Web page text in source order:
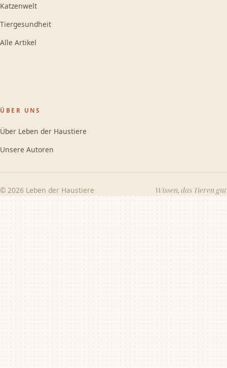
Katzenwelt
Tiergesundheit
Alle Artikel
ÜBER UNS
Über Leben der Haustiere
Unsere Autoren
© 2026 Leben der Haustiere Wissen, das Tieren